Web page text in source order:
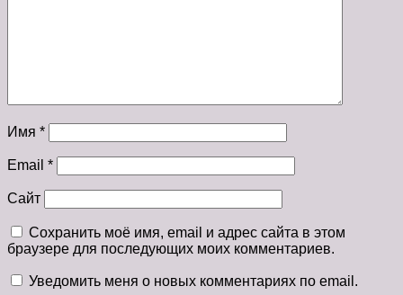
Имя *
Email *
Сайт
Сохранить моё имя, email и адрес сайта в этом
браузере для последующих моих комментариев.
Уведомить меня о новых комментариях по email.